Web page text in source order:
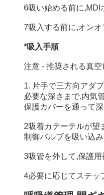
6吸い始める前に,MDI
7吸入する前に,オン
*吸入手順
注意 - 推奨される真
1. 片手で三方向アダ
必要な深さまで,内気
保護カバーを通って
2吸着カテーテルが望
制御バルブを吸い込
3吸管を外して,保護
4必要に応じてステッ